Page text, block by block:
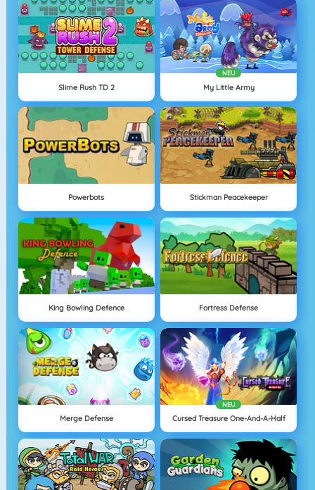
Slime Rush TD 2
NEU
My Little Army
Powerbots Stickman Peacekeeper
King Bowling Defence Fortress Defense
Merge Defense
NEU
Cursed Treasure One-And-A-Half